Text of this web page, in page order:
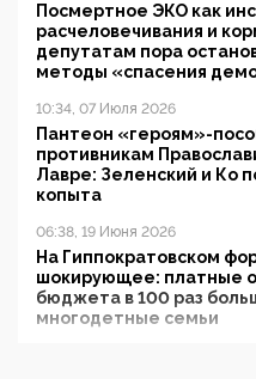
Посмертное ЭКО как
расчеловечивания и
депутатам пора
методы «спасения
10:34, 07 Июля 2026
Пантеон «героям»-
противникам
Лавре: Зеленский и Ко
копыта
06:38, 19 Июня 2026
На Гиппократовском
шокирующее: платные
бюджета в 100 раз
многодетные семьи